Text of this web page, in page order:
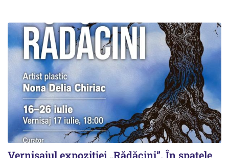
Vernisajul expoziției „Rădăcini”. În spatele